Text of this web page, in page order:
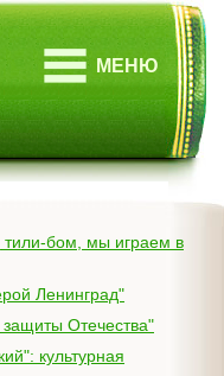
МЕНЮ
Ленинград"
защиты Отечества"